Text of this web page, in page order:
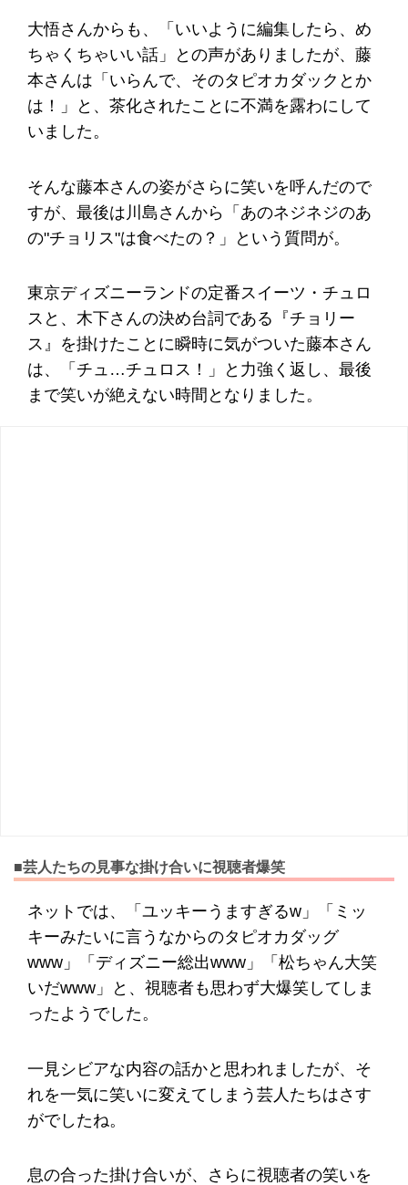
大悟さんからも、「いいように編集したら、め
ちゃくちゃいい話」との声がありましたが、藤
本さんは「いらんで、そのタピオカダックとか
は！」と、茶化されたことに不満を露わにして
いました。
そんな藤本さんの姿がさらに笑いを呼んだので
すが、最後は川島さんから「あのネジネジのあ
の"チョリス"は食べたの？」という質問が。
東京ディズニーランドの定番スイーツ・チュロ
スと、木下さんの決め台詞である『チョリー
ス』を掛けたことに瞬時に気がついた藤本さん
は、「チュ…チュロス！」と力強く返し、最後
まで笑いが絶えない時間となりました。
■芸人たちの見事な掛け合いに視聴者爆笑
ネットでは、「ユッキーうますぎるw」「ミッ
キーみたいに言うなからのタピオカダッグ
www」「ディズニー総出www」「松ちゃん大笑
いだwww」と、視聴者も思わず大爆笑してしま
ったようでした。
一見シビアな内容の話かと思われましたが、そ
れを一気に笑いに変えてしまう芸人たちはさす
がでしたね。
息の合った掛け合いが、さらに視聴者の笑いを